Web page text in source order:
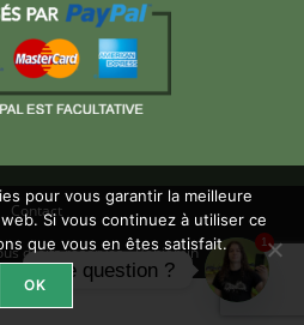
Contact
droits réservés -Benjamin
pour vous garantir la meilleure
Si vous continuez à utiliser ce
que vous en êtes satisfait.
OK
Une question ?
1